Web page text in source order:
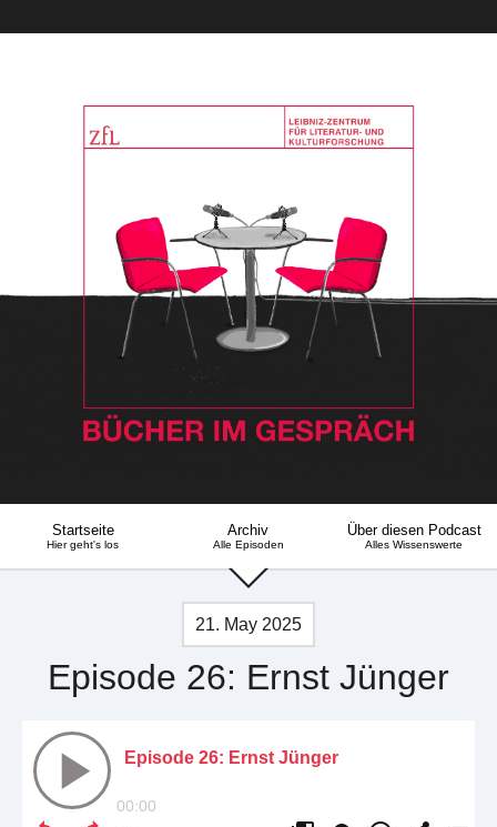
Startseite
Hier geht's los
Archiv
Alle Episoden
Über diesen Podcast
Alles Wissenswerte
21. May 2025
Episode 26: Ernst Jünger
Episode 26: Ernst Jünger
00:00